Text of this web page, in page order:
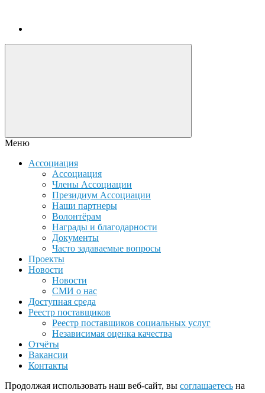
Меню
Ассоциация
Ассоциация
Члены Ассоциации
Президиум Ассоциации
Наши партнеры
Волонтёрам
Награды и благодарности
Документы
Часто задаваемые вопросы
Проекты
Новости
Новости
СМИ о нас
Доступная среда
Реестр поставщиков
Реестр поставщиков социальных услуг
Независимая оценка качества
Отчёты
Вакансии
Контакты
Продолжая использовать наш веб-сайт, вы соглашаетесь на